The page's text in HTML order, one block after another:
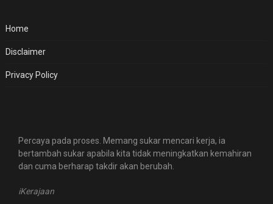
Home
Disclaimer
Privacy Policy
Percaya pada proses. Memang sukar mencari kerja, ia
bertambah sukar apabila kita tidak meningkatkan kemahiran
dan cuma berharap takdir akan berubah.
iKerajaan